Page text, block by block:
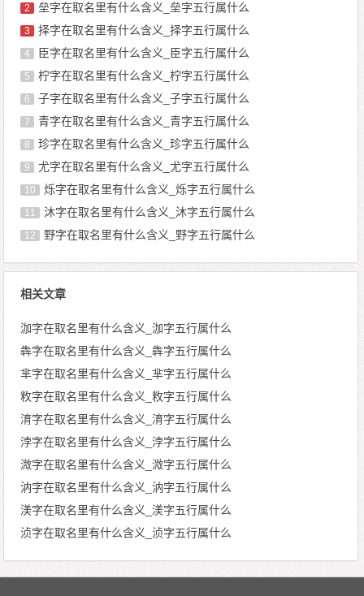
2 垒字在取名里有什么含义_垒字五行属什么
3 择字在取名里有什么含义_择字五行属什么
4 臣字在取名里有什么含义_臣字五行属什么
5 柠字在取名里有什么含义_柠字五行属什么
6 子字在取名里有什么含义_子字五行属什么
7 青字在取名里有什么含义_青字五行属什么
8 珍字在取名里有什么含义_珍字五行属什么
9 尤字在取名里有什么含义_尤字五行属什么
10 烁字在取名里有什么含义_烁字五行属什么
11 沐字在取名里有什么含义_沐字五行属什么
12 野字在取名里有什么含义_野字五行属什么
相关文章
泇字在取名里有什么含义_泇字五行属什么
犇字在取名里有什么含义_犇字五行属什么
芈字在取名里有什么含义_芈字五行属什么
敉字在取名里有什么含义_敉字五行属什么
淯字在取名里有什么含义_淯字五行属什么
浡字在取名里有什么含义_浡字五行属什么
溦字在取名里有什么含义_溦字五行属什么
汭字在取名里有什么含义_汭字五行属什么
渼字在取名里有什么含义_渼字五行属什么
浈字在取名里有什么含义_浈字五行属什么
文章导航